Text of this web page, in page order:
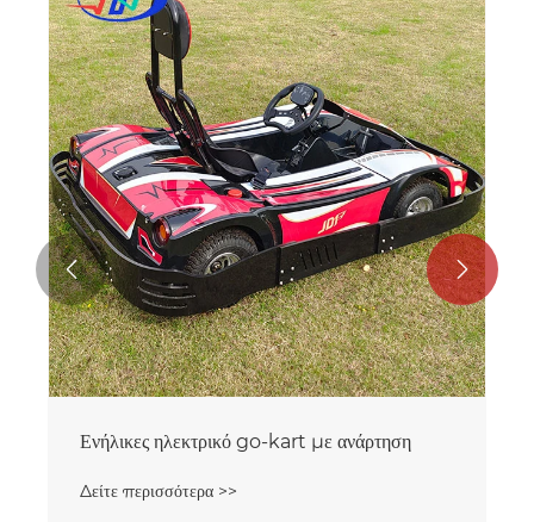
Ενήλικες ηλεκτρικό go-kart με ανάρτηση
Δείτε περισσότερα >>
 